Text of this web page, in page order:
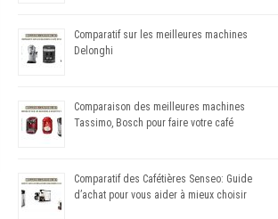
Comparatif sur les meilleures machines
Delonghi
Comparaison des meilleures machines
Tassimo, Bosch pour faire votre café
Comparatif des Cafétières Senseo: Guide
d’achat pour vous aider à mieux choisir